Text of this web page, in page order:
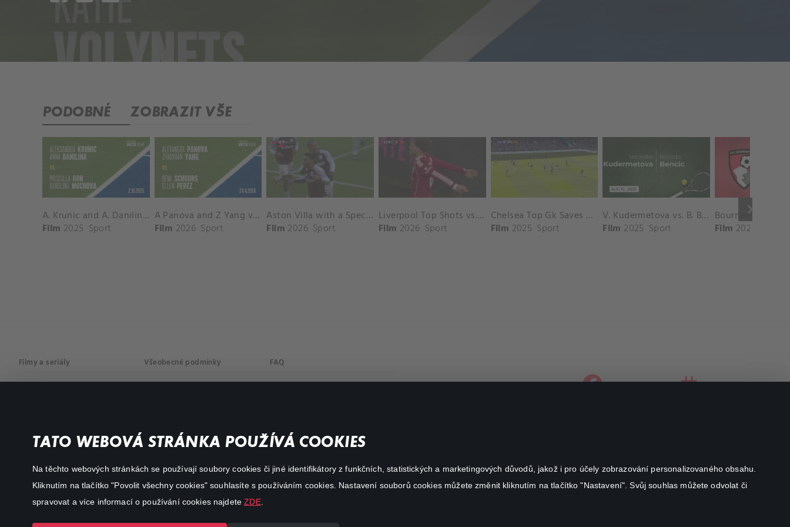
TATO WEBOVÁ STRÁNKA POUŽÍVÁ COOKIES
Na těchto webových stránkách se používají soubory cookies či jiné identifikátory z funkčních, statistických a marketingových důvodů, jakož i pro účely zobrazování personalizovaného obsahu.
Kliknutím na tlačítko "Povolit všechny cookies" souhlasíte s používáním cookies. Nastavení souborů cookies můžete změnit kliknutím na tlačítko "Nastavení". Svůj souhlas můžete odvolat či
spravovat a více informací o používání cookies najdeteZDE.
PODOBNÉ ZOBRAZIT VŠE
keyboard_arrow_right
A. Krunic and A. Danilina vs. P. Hon and K. Muchova Match Highlights - BEIJING_Capital Group Diamond ( October 02, 2025)
Film 2025 Sport
A Panova and Z Yang vs D Schuurs and E Perez Match Highlights - MADRID_Court 8 ( April 24, 2026)
Film 2026 Sport
Aston Villa with a Spectacular Goal vs. Nottingham Forest
Film 2026 Sport
Liverpool Top Shots vs. Fulham
Film 2026 Sport
Chelsea Top Gk Saves vs. Crystal Palace
Film 2025 Sport
V. Kudermetova vs. B. Bencic Match Highlights - CINCINNATI_Champions Court ( August 10, 2025)
Film 2025 Sport Film 2025
Filmy a seriály
Akční
Všeobecné podmínky FAQ
facebookinstagram
Canal+ Luxembourg S. à r.l. se sídlem Rue Albert Borschette 4,